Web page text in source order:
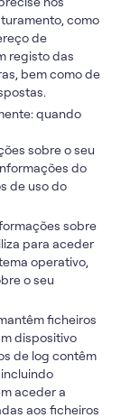
como
de
registo das
bem como de
quando
sobre o seu
do
de uso do
sobre
para aceder
operativo,
o seu
ficheiros
dispositivo
de log contêm
aceder a
aos ficheiros